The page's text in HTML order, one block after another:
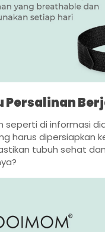
di informasi
harus dipersiapkan
tubuh sehat